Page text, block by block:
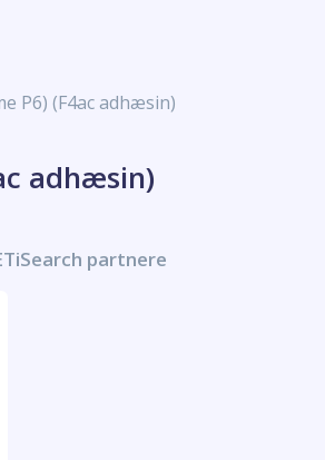
P6) (F4ac adhæsin)
adhæsin)
partnere